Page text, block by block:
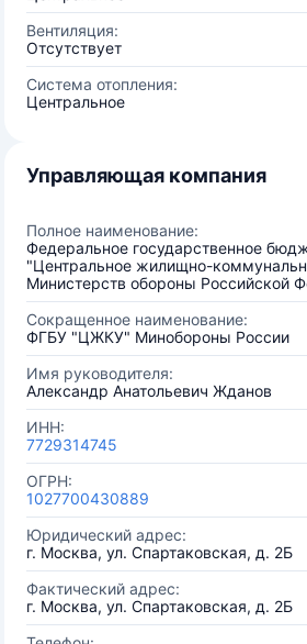
Вентиляция:
Отсутствует
Система отопления:
Центральное
Управляющая компания
Полное наименование:
Федеральное государственное
"Центральное жилищно-
Министерств обороны Российской
Сокращенное наименование:
ФГБУ "ЦЖКУ" Минобороны России
Имя руководителя:
Александр Анатольевич Жданов
ИНН:
7729314745
ОГРН:
1027700430889
Юридический адрес:
г. Москва, ул. Спартаковская, д. 2Б
Фактический адрес:
г. Москва, ул. Спартаковская, д. 2Б